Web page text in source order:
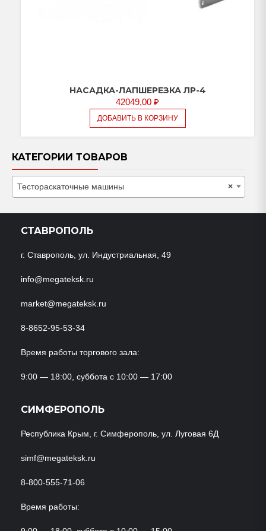
НАСАДКА-ЛАПШЕРЕЗКА ЛР-4
42049,00 ₽
ДОБАВИТЬ В КОРЗИНУ
КАТЕГОРИИ ТОВАРОВ
×
Тестораскаточные машины
СТАВРОПОЛЬ
г. Ставрополь, ул. Индустриальная, 49
info@megateksk.ru
market@megateksk.ru
8-8652-95-53-34
Время работы торгового зала:
9:00 — 18:00, суббота с 10:00 — 17:00
СИМФЕРОПОЛЬ
Республика Крым, г. Симферополь, ул. Луговая 6Д
simf@megateksk.ru
8-800-555-71-06
Время работы: